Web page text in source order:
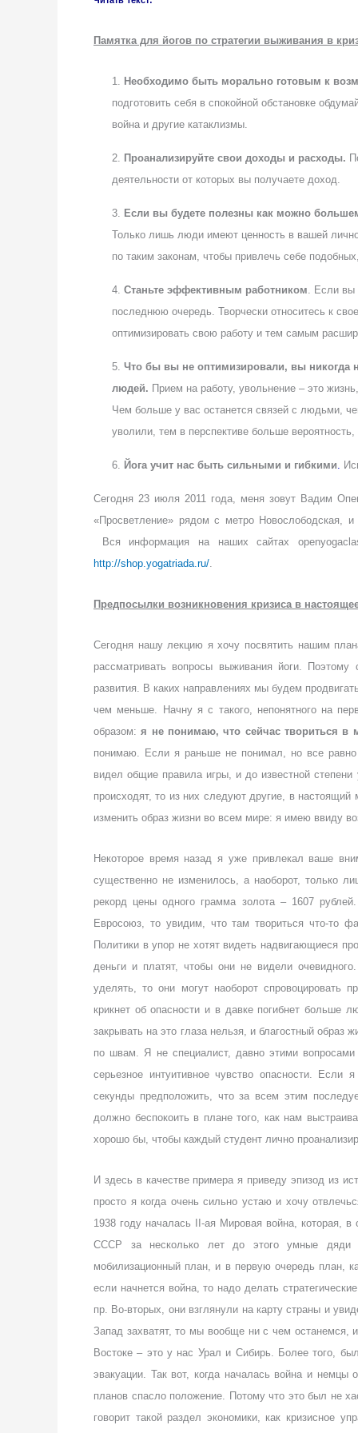
Памятка для йогов по стратегии выживания в
1. Необходимо быть морально готовым к
подготовить себя в спокойной обстановке
война и другие катаклизмы.
2. Проанализируйте свои доходы и расходы.
деятельности от которых вы получаете доход.
3. Если вы будете полезны как можно
Только лишь люди имеют ценность в вашей
по таким законам, чтобы привлечь себе
4. Станьте эффективным работником . Если
последнюю очередь. Творчески относитесь к
оптимизировать свою работу и тем самым
5. Что бы вы не оптимизировали, вы никогда
людей. Прием на работу, увольнение – это
Чем больше у вас останется связей с людьми,
уволили, тем в перспективе больше
6. Йога учит нас быть сильными и гибкими
Сегодня 23 июля 2011 года, меня зовут Вадим
«Просветление» рядом с метро Новослободская,
Вся информация на наших сайтах
http://shop.yogatriada.ru/
Предпосылки возникновения кризиса в
Сегодня нашу лекцию я хочу посвятить нашим
рассматривать вопросы выживания йоги.
развития. В каких направлениях мы будем
чем меньше. Начну я с такого, непонятного на
образом:я не понимаю, что сейчас твориться в
понимаю. Если я раньше не понимал, но все
видел общие правила игры, и до известной степени
происходят, то из них следуют другие, в
изменить образ жизни во всем мире: я имею ввиду
Некоторое время назад я уже привлекал ваше
существенно не изменилось, а наоборот, только
рекорд цены одного грамма золота – 1607
Евросоюз, то увидим, что там твориться что-то
Политики в упор не хотят видеть надвигающиеся
деньги и платят, чтобы они не видели
уделять, то они могут наоборот спровоцировать
крикнет об опасности и в давке погибнет больше
закрывать на это глаза нельзя, и благостный
по швам. Я не специалист, давно этими
серьезное интуитивное чувство опасности.
секунды предположить, что за всем этим
должно беспокоить в плане того, как нам
хорошо бы, чтобы каждый студент лично
И здесь в качестве примера я приведу эпизод из
просто я когда очень сильно устаю и хочу
1938 году началась II-ая Мировая война, которая,
СССР за несколько лет до этого умные дяди
мобилизационный план, и в первую очередь план,
если начнется война, то надо делать
пр. Во-вторых, они взглянули на карту страны и
Запад захватят, то мы вообще ни с чем останемся,
Востоке – это у нас Урал и Сибирь. Более того,
эвакуации. Так вот, когда началась война и немцы
планов спасло положение. Потому что это был не
говорит такой раздел экономики, как кризисное